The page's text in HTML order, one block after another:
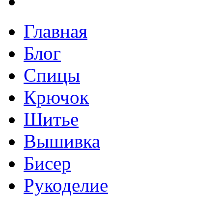
Главная
Блог
Спицы
Крючок
Шитье
Вышивка
Бисер
Рукоделие